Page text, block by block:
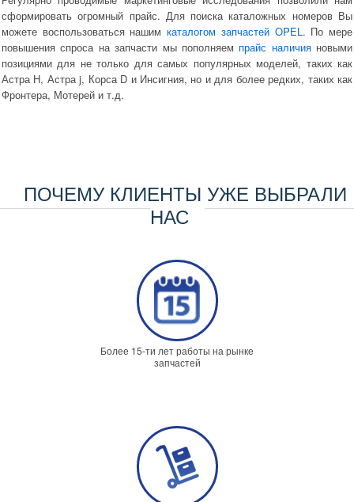
сформировать огромный прайс. Для поиска каталожных номеров Вы
можете воспользоваться нашимкаталогом запчастей OPEL . По мере
повышения спроса на запчасти мы пополняемпрайс наличияновыми
позициями для не только для самых популярных моделей, таких как
Астра H, Астра j, Корса D и Инсигния, но и для более редких, таких как
Фронтера, Мотерей и т.д.
ПОЧЕМУ КЛИЕНТЫ УЖЕ ВЫБРАЛИ
НАС
Более 15-ти лет работы на рынке
запчастей